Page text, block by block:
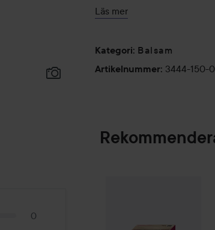
0
560 ml
Läs mer
Kategori: Balsam
Artikelnummer: 3444-150-